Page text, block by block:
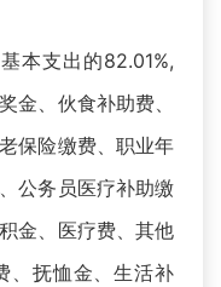
本支出的82.01%,
金、伙食补助费、
保险缴费、职业年
公务员医疗补助缴
金、医疗费、其他
、抚恤金、生活补